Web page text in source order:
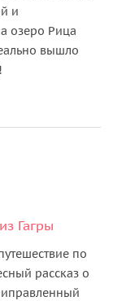
и
озеро Рица
вышло
Гагры
по
рассказ о